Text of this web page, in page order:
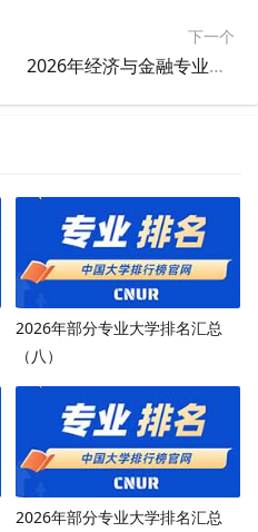
下一个
2026年经济与金融专业大学排名
2026年部分专业大学排名汇总
（八）
2026年部分专业大学排名汇总